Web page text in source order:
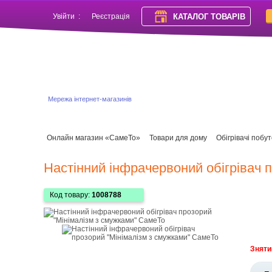
Увійти : Реєстрація КАТАЛОГ ТОВАРІВ
Мережа інтернет-магазинів
Онлайн магазин «СамеТо» Товари для дому Обігрівачі
Настінний інфрачервоний
Код товару: 1008788